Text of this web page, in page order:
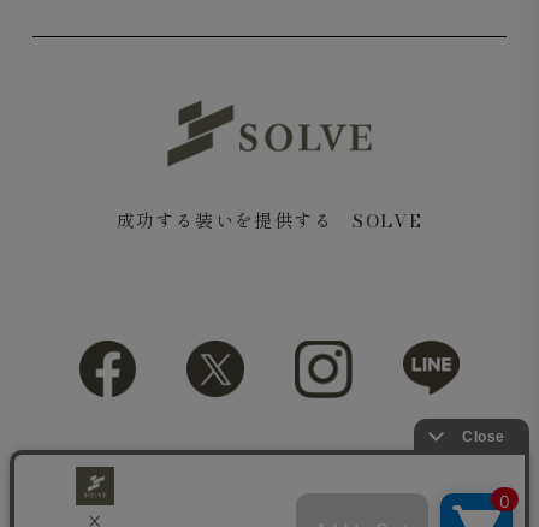
成功する装いを提供する SOLVE